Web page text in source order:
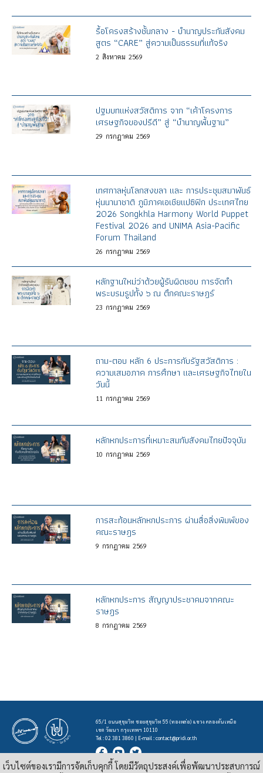
รื้อโครงสร้างชั้นกลาง - บำนาญประกันสังคม
สูตร “CARE” สู่ความเป็นธรรมที่แท้จริง
2 สิงหาคม 2569
ปฐมบทแห่งสวัสดิการ จาก “เค้าโครงการ
เศรษฐกิจของปรีดี” สู่ “บำนาญพื้นฐาน”
29 กรกฎาคม 2569
เทศกาลหุ่นโลกสงขลา และ การประชุมสมาพันธ์
หุ่นนานาชาติ ภูมิภาคเอเชียแปซิฟิก ประเทศไทย
2026 Songkhla Harmony World Puppet
Festival 2026 and UNIMA Asia-Pacific
Forum Thailand
26 กรกฎาคม 2569
หลักฐานใหม่ว่าด้วยผู้รับผิดชอบ การจัดทำ
พระบรมรูปทั้ง ๖ ณ ตึกคณะราษฎร์
23 กรกฎาคม 2569
ถาม-ตอบ หลัก 6 ประการกับรัฐสวัสดิการ :
ความเสมอภาค การศึกษา และเศรษฐกิจไทยใน
วันนี้
11 กรกฎาคม 2569
หลักหกประการที่เหมาะสมกับสังคมไทยปัจจุบัน
10 กรกฎาคม 2569
การสะท้อนหลักหกประการ ผ่านสื่อสิ่งพิมพ์ของ
คณะราษฎร
9 กรกฎาคม 2569
หลักหกประการ สัญญาประชาคมจากคณะ
ราษฎร
8 กรกฎาคม 2569
65/1 ถนนสุขุมวิท ซอยสุขุมวิท 55 (ทองหล่อ) แขวง คลองตันเหนือ
เขต วัฒนา กรุงเทพฯ 10110
Tel : 02 381 3860 | E-mail :contact@pridi.or.th
บทความ รูปภาพ และสื่ออื่นๆ ที่มีสัญลักษณ์ของสถาบันปรีดี พนมยงค์ ในเว็บไซต์https://pridi.or.th
เว็บไซต์ของเรามีการจัดเก็บคุกกี้ โดยมีวัตถุประสงค์เพื่อพัฒนาประสบการณ์